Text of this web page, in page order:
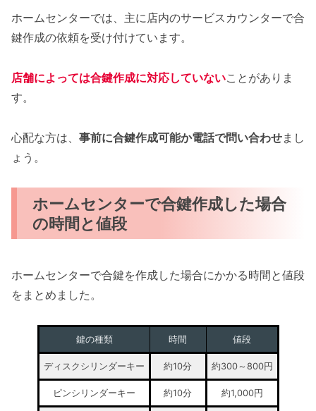
ホームセンターでは、主に店内のサービスカウンターで合
鍵作成の依頼を受け付けています。
店舗によっては合鍵作成に対応していないことがありま
す。
心配な方は、 事前に合鍵作成可能か電話で問い合わせまし
ょう。
ホームセンターで合鍵作成した場合
の時間と値段
ホームセンターで合鍵を作成した場合にかかる時間と値段
をまとめました。
鍵の種類 時間 値段
ディスクシリンダーキー 約10分 約300～800円
ピンシリンダーキー 約10分 約1,000円